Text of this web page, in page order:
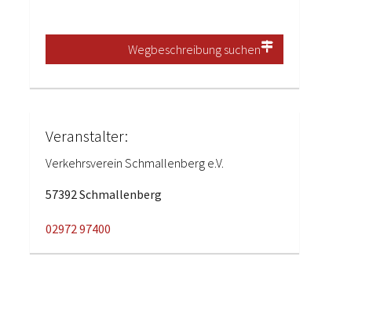
Wegbeschreibung suchen
Veranstalter:
Verkehrsverein Schmallenberg e.V.
57392 Schmallenberg
02972 97400